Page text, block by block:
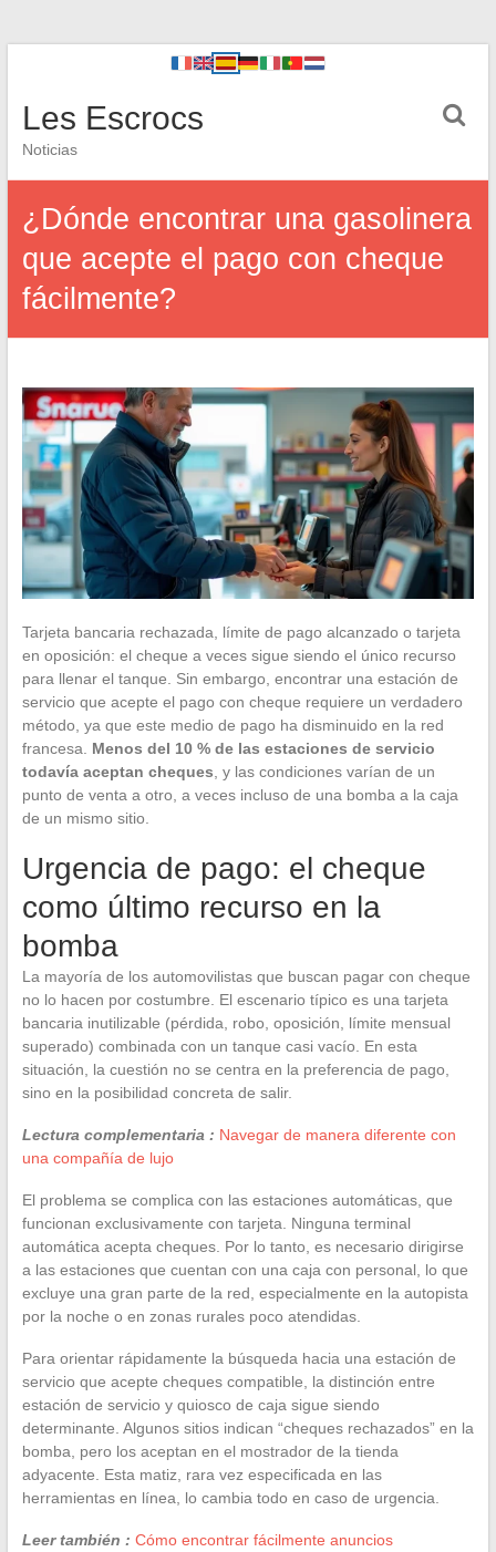
Les Escrocs
Noticias
¿Dónde encontrar una gasolinera
que acepte el pago con cheque
fácilmente?
Tarjeta bancaria rechazada, límite de pago alcanzado o tarjeta
en oposición: el cheque a veces sigue siendo el único recurso
para llenar el tanque. Sin embargo, encontrar una estación de
servicio que acepte el pago con cheque requiere un verdadero
método, ya que este medio de pago ha disminuido en la red
francesa. Menos del 10 % de las estaciones de servicio
todavía aceptan cheques , y las condiciones varían de un
punto de venta a otro, a veces incluso de una bomba a la caja
de un mismo sitio.
Urgencia de pago: el cheque
como último recurso en la
bomba
La mayoría de los automovilistas que buscan pagar con cheque
no lo hacen por costumbre. El escenario típico es una tarjeta
bancaria inutilizable (pérdida, robo, oposición, límite mensual
superado) combinada con un tanque casi vacío. En esta
situación, la cuestión no se centra en la preferencia de pago,
sino en la posibilidad concreta de salir.
Lectura complementaria : Navegar de manera diferente con
una compañía de lujo
El problema se complica con las estaciones automáticas, que
funcionan exclusivamente con tarjeta. Ninguna terminal
automática acepta cheques. Por lo tanto, es necesario dirigirse
a las estaciones que cuentan con una caja con personal, lo que
excluye una gran parte de la red, especialmente en la autopista
por la noche o en zonas rurales poco atendidas.
Para orientar rápidamente la búsqueda hacia una estación de
servicio que acepte cheques compatible, la distinción entre
estación de servicio y quiosco de caja sigue siendo
determinante. Algunos sitios indican “cheques rechazados” en la
bomba, pero los aceptan en el mostrador de la tienda
adyacente. Esta matiz, rara vez especificada en las
herramientas en línea, lo cambia todo en caso de urgencia.
Leer también : Cómo encontrar fácilmente anuncios